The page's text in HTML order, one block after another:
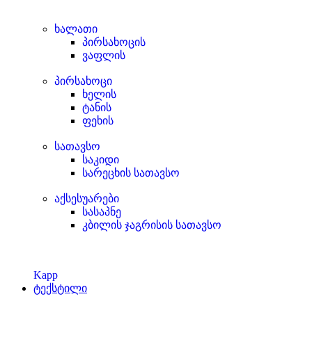
ხალათი
პირსახოცის
ვაფლის
პირსახოცი
ხელის
ტანის
ფეხის
სათავსო
საკიდი
სარეცხის სათავსო
აქსესუარები
სასაპნე
კბილის ჯაგრისის სათავსო
Kapp
ტექსტილი